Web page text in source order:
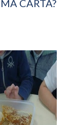
CARTA?